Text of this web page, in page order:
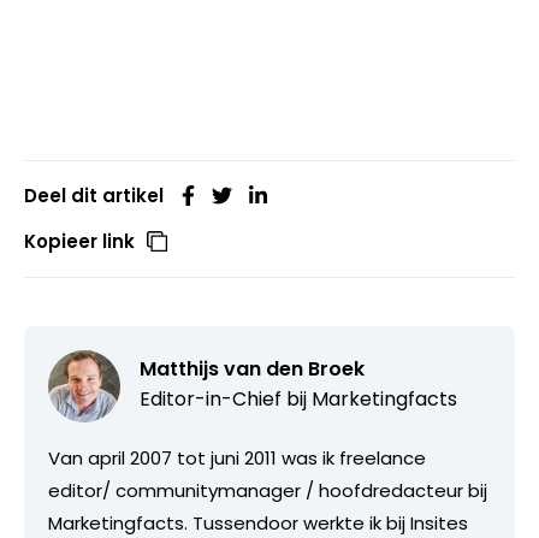
Deel dit artikel
Kopieer link
Matthijs van den Broek
Editor-in-Chief bij Marketingfacts
Van april 2007 tot juni 2011 was ik freelance
editor/ communitymanager / hoofdredacteur bij
Marketingfacts. Tussendoor werkte ik bij Insites